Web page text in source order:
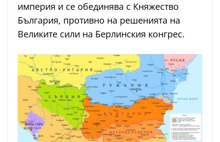
империя и се обединява с Княжество
България, противно на решенията на
Великите сили на Берлинския конгрес.